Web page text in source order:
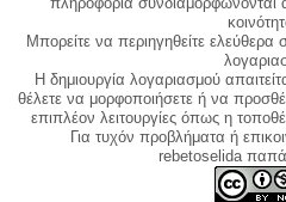
Μπορείτε να περιηγηθείτε ελεύθερα
Η δημιουργία λογαριασμού
θέλετε να μορφοποιήσετε ή να
επιπλέον λειτουργίες όπως η
Για τυχόν προβλήματα ή
rebetoselida